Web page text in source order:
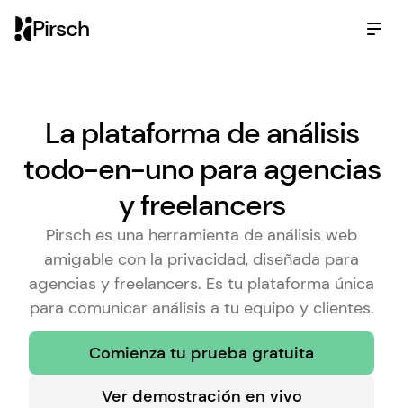
Pirsch
La plataforma de análisis
todo-en-uno para agencias
y freelancers
Pirsch es una herramienta de análisis web
amigable con la privacidad, diseñada para
agencias y freelancers. Es tu plataforma única
para comunicar análisis a tu equipo y clientes.
Comienza tu prueba gratuita
Ver demostración en vivo